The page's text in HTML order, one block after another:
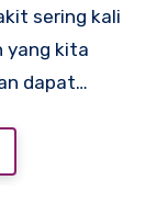
yang kita
dapat…